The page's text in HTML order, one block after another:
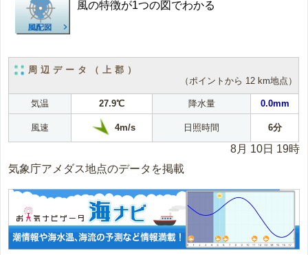
風の特徴が1つの図でわかる
周辺データ（上郡）
（ポイントから 12 km地点）
気温 27.9℃ 降水量 0.0mm
風速 4m/s 日照時間 6分
8月 10日 19時
気象庁アメダス地点のデータを掲載